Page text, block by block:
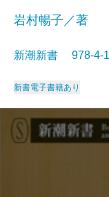
岩村暢子／著
新潮新書 978-4-
新書電子書籍あり